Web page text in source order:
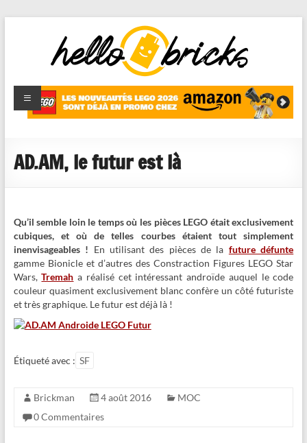
HelloBricks
Blog LEGO,
nouveaut�s
reviews
AD.AM, le futur est là
Qu’il semble loin le temps où les pièces LEGO était exclusivement
cubiques, et où de telles courbes étaient tout simplement
inenvisageables ! En utilisant des pièces de la future défunte
gamme Bionicle et d’autres des Constraction Figures LEGO Star
Wars,Tremah a réalisé cet intéressant androïde auquel le code
couleur quasiment exclusivement blanc confère un côté futuriste
et très graphique. Le futur est déjà là !
Étiqueté avec : SF
Brickman 4 août 2016
MOC
0 Commentaires